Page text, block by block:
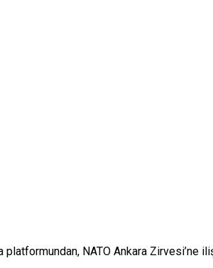
NATO Ankara Zirvesi’ne